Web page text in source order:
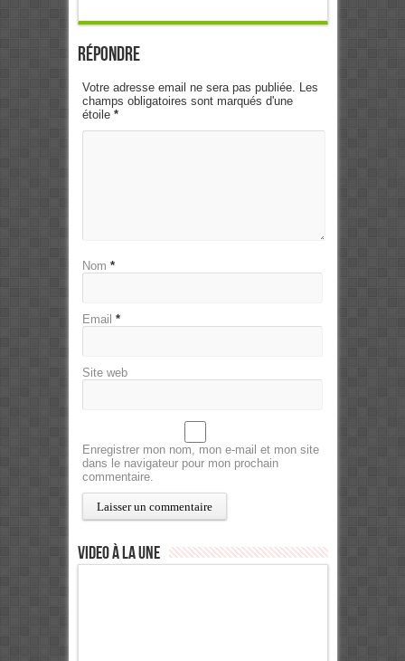
Répondre
Votre adresse email ne sera pas publiée. Les
champs obligatoires sont marqués d'une
étoile *
Nom *
Email *
Site web
Enregistrer mon nom, mon e-mail et mon site
dans le navigateur pour mon prochain
commentaire.
Video à la Une